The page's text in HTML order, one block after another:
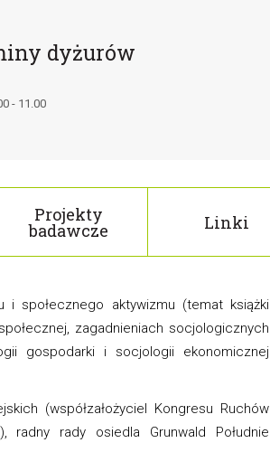
dyżurów
- 11.00
Projekty
badawcze Linki
i społecznego aktywizmu (temat książki
zagadnieniach socjologicznych
gospodarki i socjologii ekonomicznej
(współzałożyciel Kongresu Ruchów
radny rady osiedla Grunwald Południe